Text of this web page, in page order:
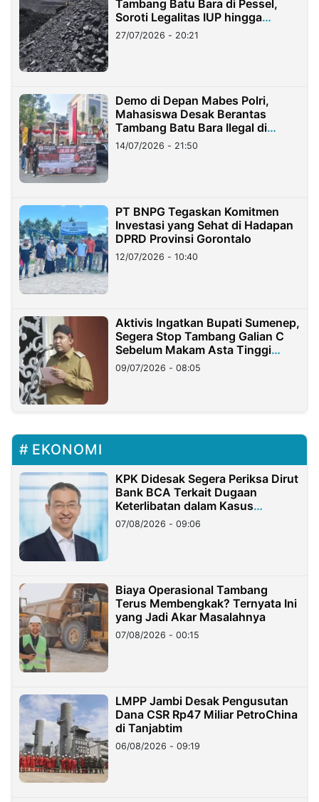
Tambang Batu Bara di Pessel,
Soroti Legalitas IUP hingga
Stockpile
27/07/2026 - 20:21
Demo di Depan Mabes Polri,
Mahasiswa Desak Berantas
Tambang Batu Bara Ilegal di
Lampung
14/07/2026 - 21:50
PT BNPG Tegaskan Komitmen
Investasi yang Sehat di Hadapan
DPRD Provinsi Gorontalo
12/07/2026 - 10:40
Aktivis Ingatkan Bupati Sumenep,
Segera Stop Tambang Galian C
Sebelum Makam Asta Tinggi
Longsor
09/07/2026 - 08:05
EKONOMI
KPK Didesak Segera Periksa Dirut
Bank BCA Terkait Dugaan
Keterlibatan dalam Kasus
Hilangnya Dana Nasabah Rp2,58
Miliar
07/08/2026 - 09:06
Biaya Operasional Tambang
Terus Membengkak? Ternyata Ini
yang Jadi Akar Masalahnya
07/08/2026 - 00:15
LMPP Jambi Desak Pengusutan
Dana CSR Rp47 Miliar PetroChina
di Tanjabtim
06/08/2026 - 09:19